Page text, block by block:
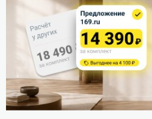
Расскажите о нас
Поделиться
Оцените магазин
ИКС 1340
© 2010—2026 Склад Дверей 169.RU